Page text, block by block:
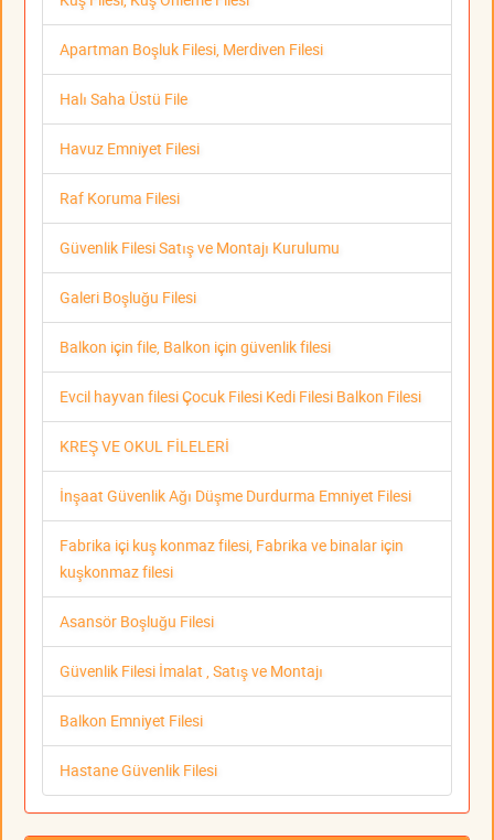
Apartman Boşluk Filesi, Merdiven Filesi
Halı Saha Üstü File
Havuz Emniyet Filesi
Raf Koruma Filesi
Güvenlik Filesi Satış ve Montajı Kurulumu
Galeri Boşluğu Filesi
Balkon için file, Balkon için güvenlik filesi
Evcil hayvan filesi Çocuk Filesi Kedi Filesi Balkon Filesi
KREŞ VE OKUL FİLELERİ
İnşaat Güvenlik Ağı Düşme Durdurma Emniyet Filesi
Fabrika içi kuş konmaz filesi, Fabrika ve binalar için
kuşkonmaz filesi
Asansör Boşluğu Filesi
Güvenlik Filesi İmalat , Satış ve Montajı
Balkon Emniyet Filesi
Hastane Güvenlik Filesi